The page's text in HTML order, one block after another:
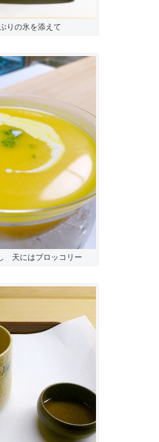
りの氷を添えて
天にはブロッコリー